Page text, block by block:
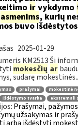
ir vykdymo
asmenims, kurių
buvo
2025-01-29
KM2513 Ši
mokesčių ar
sudarę
prašymai
mokestinė
išdėstymo tvarka ekstremali
Prašymai,
užsakymas ir